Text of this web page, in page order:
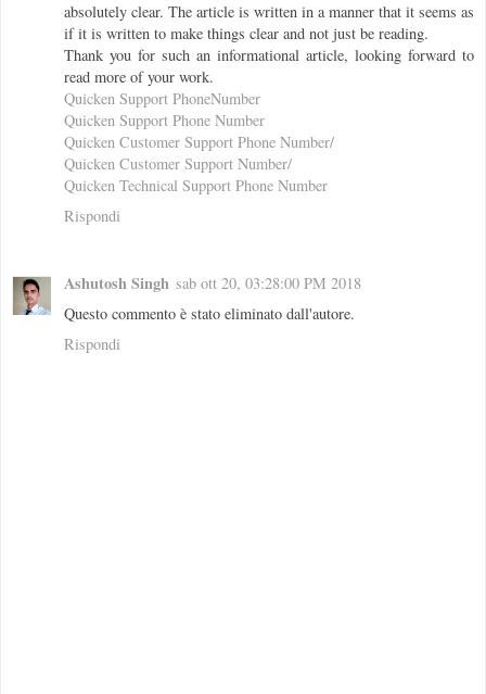
absolutely clear. The article is written in a manner that it seems as
if it is written to make things clear and not just be reading.
Thank you for such an informational article, looking forward to
read more of your work.
Quicken Support PhoneNumber
Quicken Support Phone Number
Quicken Customer Support Phone Number/
Quicken Customer Support Number/
Quicken Technical Support Phone Number
Rispondi
Ashutosh Singh sab ott 20, 03:28:00 PM 2018
Questo commento è stato eliminato dall'autore.
Rispondi